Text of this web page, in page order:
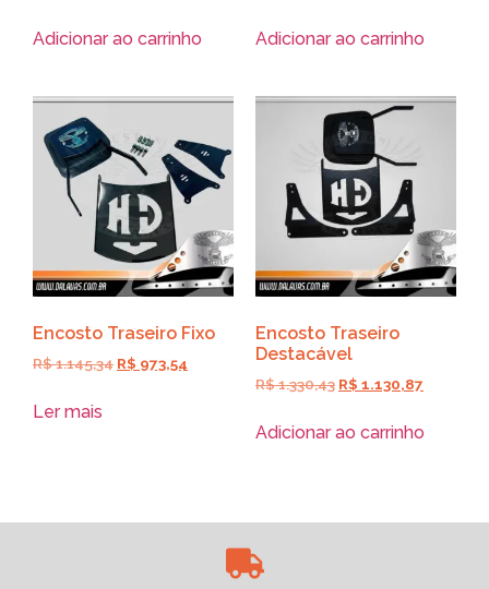
Adicionar ao carrinho Adicionar ao carrinho
Encosto Traseiro Fixo
R$1.145,34 R$ 973,54
Ler mais
Encosto Traseiro
Destacável
R$1.330,43 R$ 1.130,87
Adicionar ao carrinho